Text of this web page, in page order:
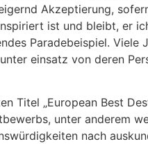
Akzeptierung,
ist und bleibt, er
Paradebeispiel. Viele
einsatz von deren
Titel „European Best
unter anderem
nach